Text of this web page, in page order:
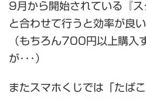
9月から開始されている『ス
と合わせて行うと効率が良い
（もちろん700円以上購入
が･･･）
またスマホくじでは「たば